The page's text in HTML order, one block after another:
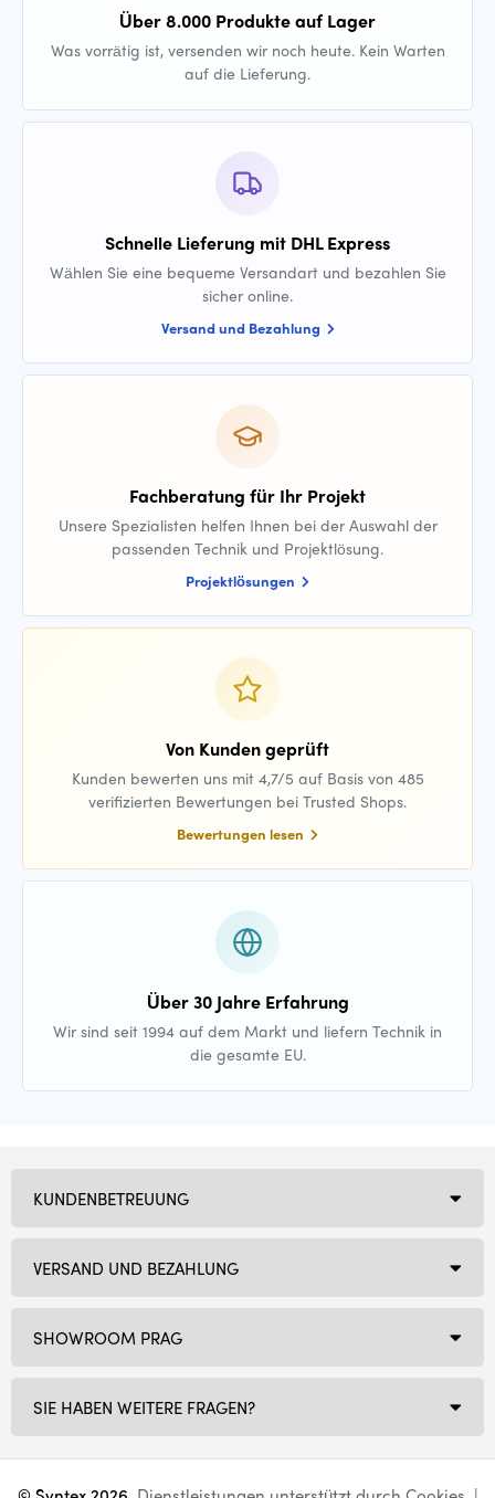
Über 8.000 Produkte auf Lager
Was vorrätig ist, versenden wir noch heute. Kein Warten
auf die Lieferung.
Schnelle Lieferung mit DHL Express
Wählen Sie eine bequeme Versandart und bezahlen Sie
sicher online.
Versand und Bezahlung
Fachberatung für Ihr Projekt
Unsere Spezialisten helfen Ihnen bei der Auswahl der
passenden Technik und Projektlösung.
Projektlösungen
Von Kunden geprüft
Kunden bewerten uns mit 4,7/5 auf Basis von 485
verifizierten Bewertungen bei Trusted Shops.
Bewertungen lesen
Über 30 Jahre Erfahrung
Wir sind seit 1994 auf dem Markt und liefern Technik in
die gesamte EU.
SHOWROOM PRAG
SIE HABEN WEITERE FRAGEN?
KUNDENBETREUUNG
VERSAND UND BEZAHLUNG